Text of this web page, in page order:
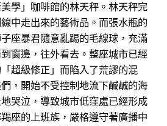
學」咖啡館的林天秤。林天秤完
中走出來的藝術品。而張水瓶的
座暴君隨意亂踢的毛線球，充滿
窗邊，往外看去。整座城市已經
超級修正」而陷入了荒謬的混
，開始不受控制地流下鹹鹹的海
哭泣，導致城市低窪處已經形成
座的上班族，嚴格遵守著廣播中